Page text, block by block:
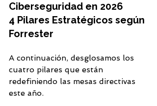
Ciberseguridad en 2026
4 Pilares Estratégicos según
Forrester
A continuación, desglosamos los
cuatro pilares que están
redefiniendo las mesas directivas
este año.